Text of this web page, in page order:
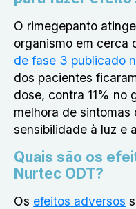
O rimegepanto
organismo em cerca
de fase 3 publicado
dos pacientes
dose, contra 11% no
melhora de sintomas
sensibilidade à luz e
Quais são os
Nurtec ODT?
Os efeitos adversos